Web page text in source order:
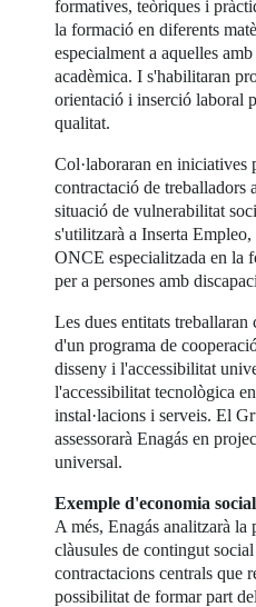
formatives, teòriques i
la formació en diferents
especialment a aquelles
acadèmica. I s'habilitaran
orientació i inserció laboral
qualitat.
Col·laboraran en iniciatives
contractació de treballadors
situació de vulnerabilitat
s'utilitzarà a Inserta
ONCE especialitzada en la
per a persones amb
Les dues entitats
d'un programa de
disseny i l'accessibilitat
l'accessibilitat tecnològica
instal·lacions i serveis. El
assessorarà Enagás en
universal.
Exemple d'economia
A més, Enagás analitzarà
clàusules de contingut
contractacions centrals que
possibilitat de formar part